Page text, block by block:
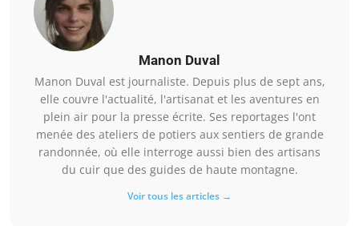
Manon Duval
Manon Duval est journaliste. Depuis plus de sept ans,
elle couvre l'actualité, l'artisanat et les aventures en
plein air pour la presse écrite. Ses reportages l'ont
menée des ateliers de potiers aux sentiers de grande
randonnée, où elle interroge aussi bien des artisans
du cuir que des guides de haute montagne.
Voir tous les articles →